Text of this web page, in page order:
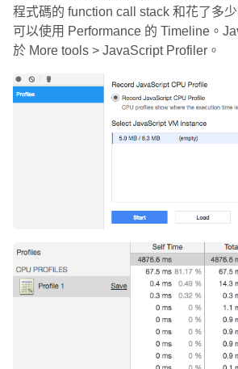
程式碼的 function call stack 和花了多
可以使用 Performance 的 Timeline。
於 More tools > JavaScript Profiler。